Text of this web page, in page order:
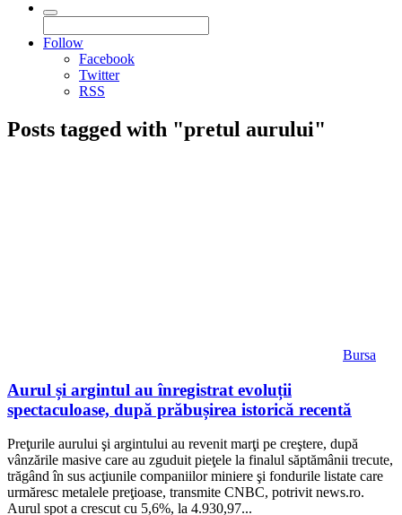
Follow
Facebook
Twitter
RSS
Posts tagged with "pretul aurului"
Bursa
Aurul și argintul au înregistrat evoluții
spectaculoase, după prăbușirea istorică recentă
Preţurile aurului şi argintului au revenit marţi pe creştere, după
vânzările masive care au zguduit pieţele la finalul săptămânii trecute,
trăgând în sus acţiunile companiilor miniere şi fondurile listate care
urmăresc metalele preţioase, transmite CNBC, potrivit news.ro.
Aurul spot a crescut cu 5,6%, la 4.930,97...